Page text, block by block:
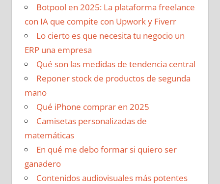
Botpool en 2025: La plataforma freelance
con IA que compite con Upwork y Fiverr
Lo cierto es que necesita tu negocio un
ERP una empresa
Qué son las medidas de tendencia central
Reponer stock de productos de segunda
mano
Qué iPhone comprar en 2025
Camisetas personalizadas de
matemáticas
En qué me debo formar si quiero ser
ganadero
Contenidos audiovisuales más potentes